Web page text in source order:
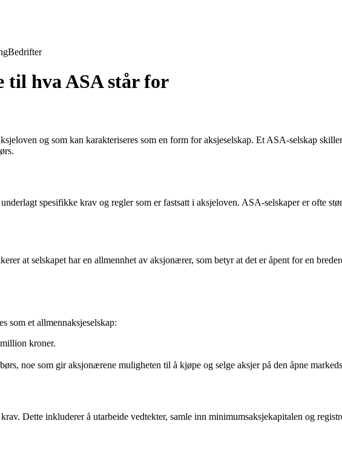
Bedrifter
til hva ASA står for
og som kan karakteriseres som en form for aksjeselskap. Et ASA-selskap
spesifikke krav og regler som er fastsatt i aksjeloven. ASA-selskaper er ofte
at selskapet har en allmennhet av aksjonærer, som betyr at det er åpent for en
som et allmennaksjeselskap:
kroner.
noe som gir aksjonærene muligheten til å kjøpe og selge aksjer på den åpne
Dette inkluderer å utarbeide vedtekter, samle inn minimumsaksjekapitalen og